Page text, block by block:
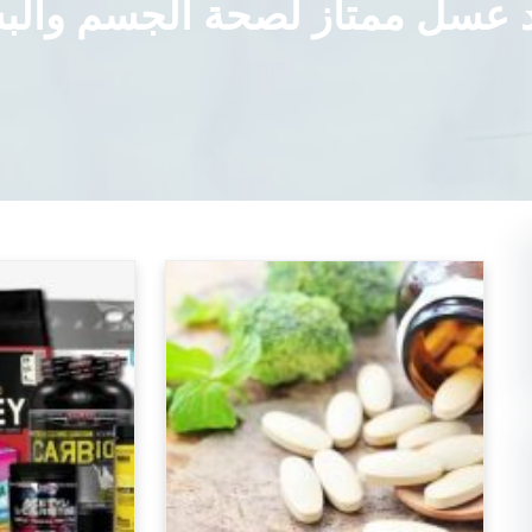
عسل ممتاز لصحة الجسم